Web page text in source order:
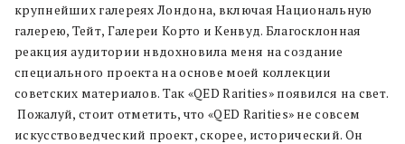
крупнейших галереях Лондона, включая Национальную
галерею, Тейт, Галереи Корто и Кенвуд. Благосклонная
реакция аудитории нвдохновила меня на создание
специального проекта на основе моей коллекции
советских материалов. Так «QED Rarities» появился на свет.
Пожалуй, стоит отметить, что «QED Rarities» не совсем
искусствоведческий проект, скорее, исторический. Он